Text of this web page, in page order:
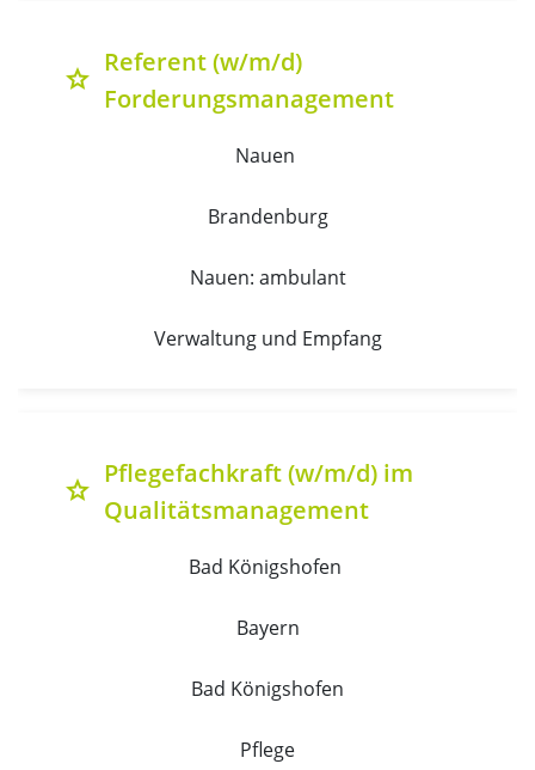
grade
Referent (w/m/d)
Forderungsmanagement
Nauen
Brandenburg
Nauen: ambulant
Verwaltung und Empfang
grade
Pflegefachkraft (w/m/d) im
Qualitätsmanagement
Bad Königshofen
Bayern
Bad Königshofen
Pflege